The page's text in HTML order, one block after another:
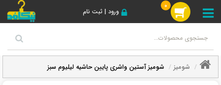
ورود | ثبت نام
0
شومیز شومیز آستین واشری پایین حاشیه لیلیوم سبز